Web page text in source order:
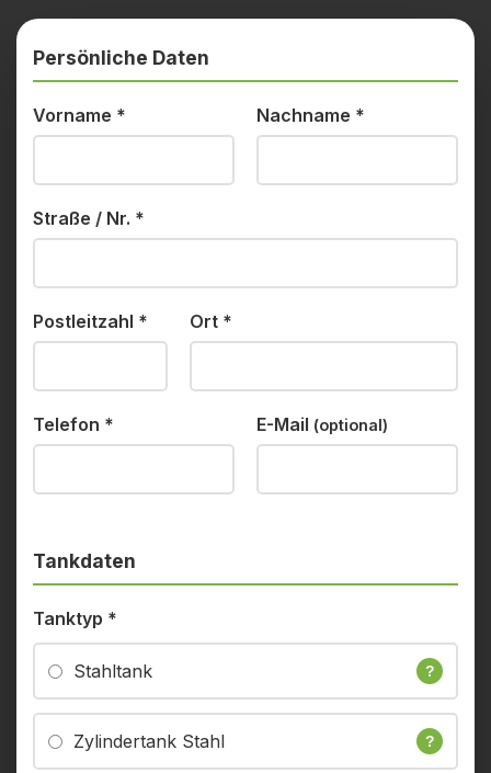
Persönliche Daten
Vorname * Nachname *
Straße / Nr. *
Postleitzahl * Ort *
Telefon * E-Mail (optional)
Tankdaten
Tanktyp *
Stahltank ?
Zylindertank Stahl ?